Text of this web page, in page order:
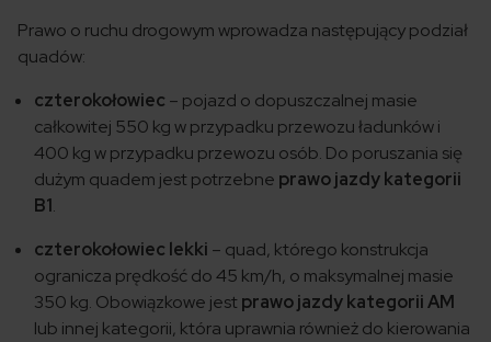
Prawo o ruchu drogowym wprowadza następujący podział
quadów:
czterokołowiec – pojazd o dopuszczalnej masie
całkowitej 550 kg w przypadku przewozu ładunków i
400 kg w przypadku przewozu osób. Do poruszania się
dużym quadem jest potrzebne prawo jazdy kategorii
B1.
czterokołowiec lekki – quad, którego konstrukcja
ogranicza prędkość do 45 km/h, o maksymalnej masie
350 kg. Obowiązkowe jest prawo jazdy kategorii AM
lub innej kategorii, która uprawnia również do kierowania